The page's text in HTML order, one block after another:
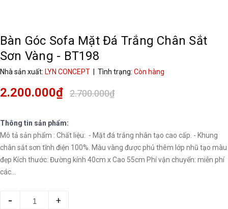
Bàn Góc Sofa Mặt Đá Trắng Chân Sắt
Sơn Vàng - BT198
Nhà sản xuất: LYN CONCEPT | Tình trạng: Còn hàng
2.200.000₫ 2.700.000₫
Thông tin sản phẩm:
Mô tả sản phẩm : Chất liệu: - Mặt đá trắng nhân tạo cao cấp. - Khung
chân sắt sơn tĩnh điện 100%. Màu vàng được phủ thêm lớp nhũ tạo màu
đẹp Kích thước: Đường kính 40cm x Cao 55cm Phí vận chuyển: miễn phí
các...
- +